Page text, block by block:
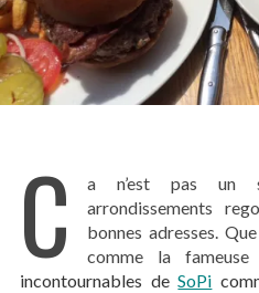
C
a n’est pas un
arrondissements
bonnes adresses.
comme la fameuse
incontournables deSoPi